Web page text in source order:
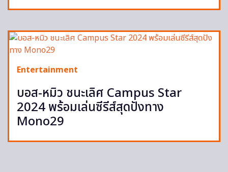
Entertainment
บอส-หมิว ชนะเลิศ Campus Star
2024 พร้อมเล่นซีรีส์สุดปังทาง
Mono29